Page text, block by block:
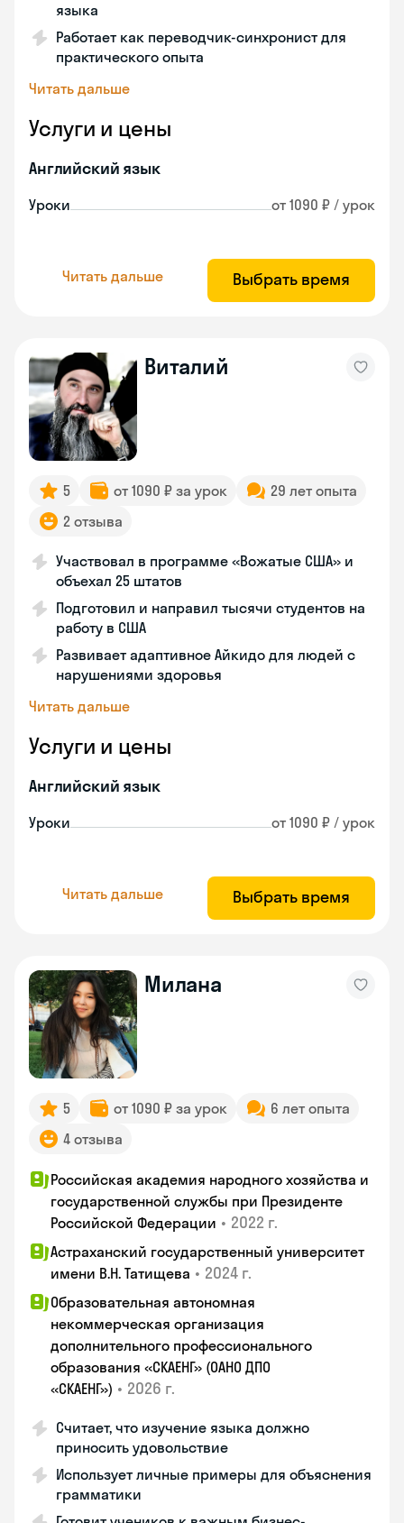
языка
Работает как переводчик-синхронист для
практического опыта
Читать дальше
Услуги и цены
Английский язык
Уроки от 1090 ₽ / урок
Читать дальше Выбрать время
Виталий
5 от 1090 ₽ за урок
29 лет опыта
2 отзыва
Участвовал в программе «Вожатые США» и
объехал 25 штатов
Подготовил и направил тысячи студентов на
работу в США
Развивает адаптивное Айкидо для людей с
нарушениями здоровья
Читать дальше
Услуги и цены
Английский язык
Уроки от 1090 ₽ / урок
Читать дальше Выбрать время
Милана
5 от 1090 ₽ за урок
6 лет опыта
4 отзыва
Российская академия народного хозяйства и
государственной службы при Президенте
Российской Федерации • 2022 г.
Астраханский государственный университет
имени В.Н. Татищева • 2024 г.
Образовательная автономная
некоммерческая организация
дополнительного профессионального
образования «СКАЕНГ» (ОАНО ДПО
«СКАЕНГ») • 2026 г.
Считает, что изучение языка должно
приносить удовольствие
Использует личные примеры для объяснения
грамматики